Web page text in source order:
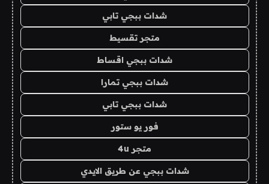
شدات ببجي تابي
متجر تقسيط
شدات ببجي اقساط
شدات ببجي تمارا
شدات ببجي تابي
فور يو ستور
متجر 4u
شدات ببجي عن طريق الايدي